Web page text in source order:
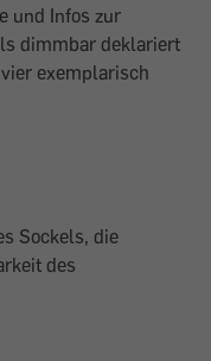
und Infos zur
dimmbar deklariert
exemplarisch
Sockels, die
des